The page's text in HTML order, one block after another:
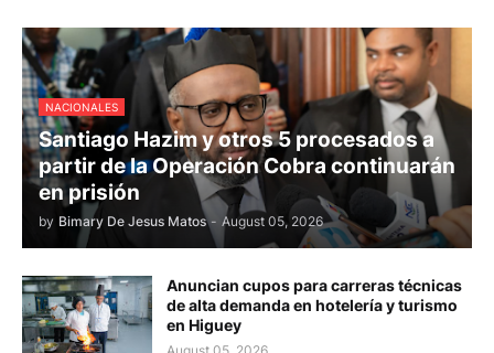
NACIONALES
Santiago Hazim y otros 5 procesados a
partir de la Operación Cobra continuarán
en prisión
by Bimary De Jesus Matos - August 05, 2026
Anuncian cupos para carreras técnicas
de alta demanda en hotelería y turismo
en Higuey